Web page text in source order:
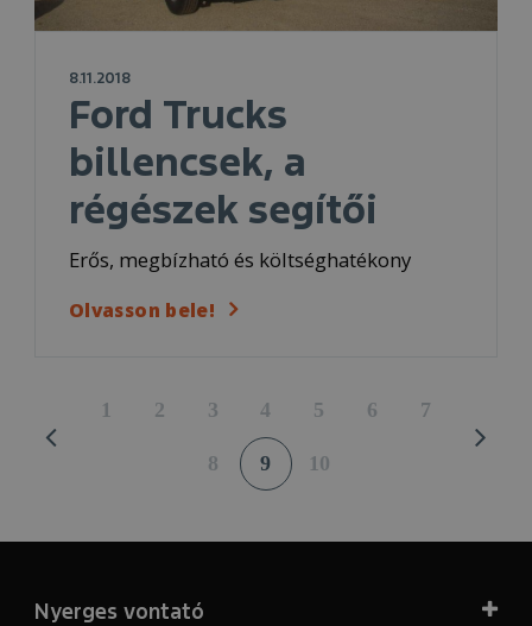
8.11.2018
Ford Trucks
billencsek, a
régészek segítői
Erős, megbízható és költséghatékony
Olvasson bele!
1 2 3 4 5 6 7
8 9 10
Nyerges vontató